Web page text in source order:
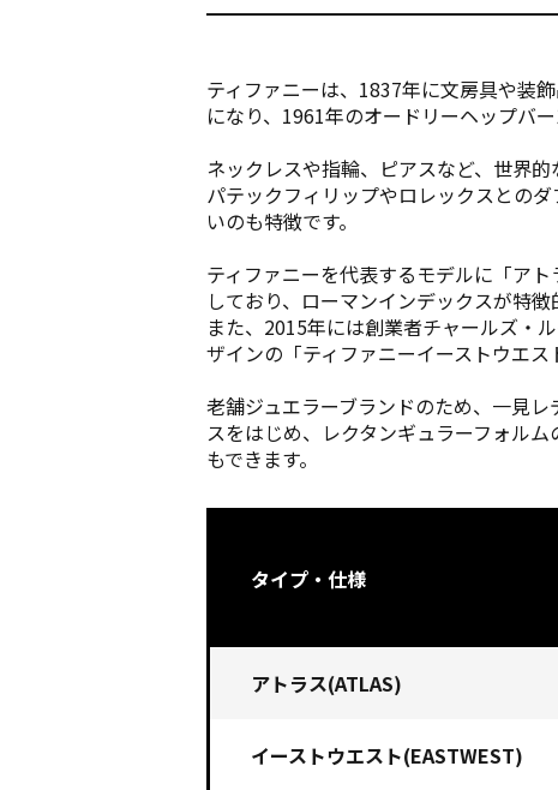
ティファニーは、1837年に文房具や装
になり、1961年のオードリーヘップバ
ネックレスや指輪、ピアスなど、世界
パテックフィリップやロレックスとの
いのも特徴です。
ティファニーを代表するモデルに「ア
しており、ローマンインデックスが特徴
また、2015年には創業者チャールズ・
ザインの「ティファニーイーストウエス
老舗ジュエラーブランドのため、一見
スをはじめ、レクタンギュラーフォル
もできます。
タイプ・仕様
アトラス(ATLAS)
イーストウエスト(EASTWEST)